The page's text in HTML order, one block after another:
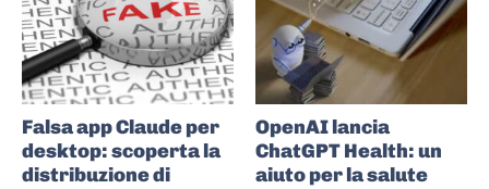
Falsa app Claude per
desktop: scoperta la
distribuzione di
OpenAI lancia
ChatGPT Health: un
aiuto per la salute